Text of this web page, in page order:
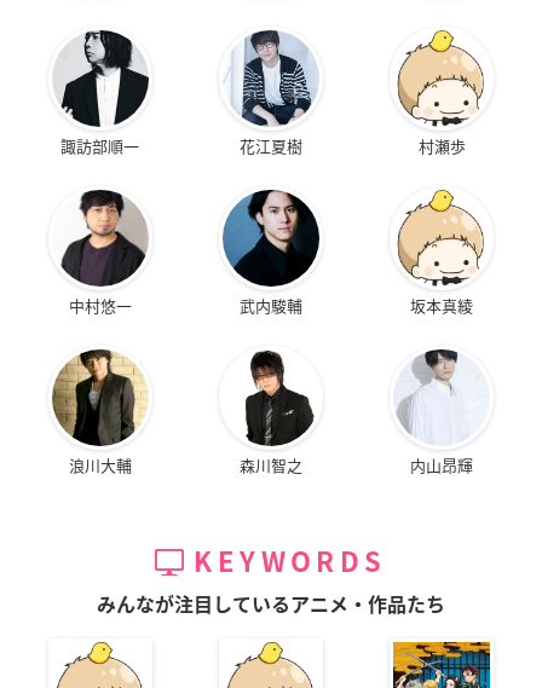
諏訪部順一 花江夏樹 村瀬歩
中村悠一 武内駿輔 坂本真綾
浪川大輔 森川智之 内山昂輝
KEYWORDS
みんなが注目しているアニメ・作品たち